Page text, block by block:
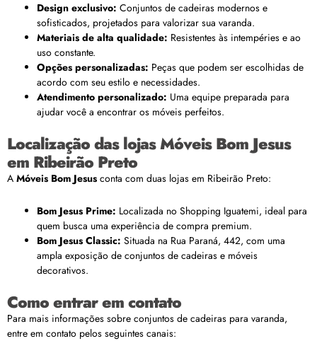
Design exclusivo: Conjuntos de cadeiras modernos e
sofisticados, projetados para valorizar sua varanda.
Materiais de alta qualidade: Resistentes às intempéries e ao
uso constante.
Opções personalizadas: Peças que podem ser escolhidas de
acordo com seu estilo e necessidades.
Atendimento personalizado: Uma equipe preparada para
ajudar você a encontrar os móveis perfeitos.
Localização das lojas Móveis Bom Jesus
em Ribeirão Preto
A Móveis Bom Jesus conta com duas lojas em Ribeirão Preto:
Bom Jesus Prime: Localizada no Shopping Iguatemi, ideal para
quem busca uma experiência de compra premium.
Bom Jesus Classic: Situada na Rua Paraná, 442, com uma
ampla exposição de conjuntos de cadeiras e móveis
decorativos.
Como entrar em contato
Para mais informações sobre conjuntos de cadeiras para varanda,
entre em contato pelos seguintes canais: